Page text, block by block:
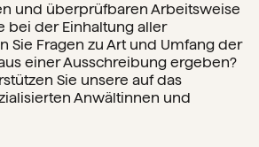
und überprüfbaren Arbeitsweise
bei der Einhaltung aller
Sie Fragen zu Art und Umfang der
einer Ausschreibung ergeben?
Sie unsere auf das
Anwältinnen und